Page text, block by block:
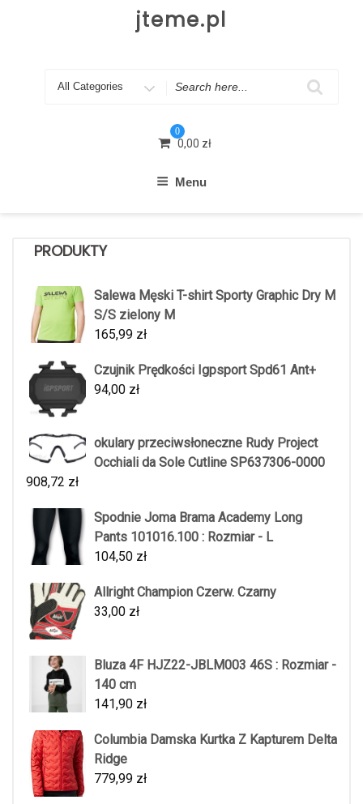
jteme.pl
Search
0
0,00 zł
Menu
PRODUKTY
Salewa Męski T-shirt Sporty Graphic Dry M
S/S zielony M
165,99 zł
Czujnik Prędkości Igpsport Spd61 Ant+
94,00 zł
okulary przeciwsłoneczne Rudy Project
Occhiali da Sole Cutline SP637306-0000
908,72 zł
Spodnie Joma Brama Academy Long
Pants 101016.100 : Rozmiar - L
104,50 zł
Allright Champion Czerw. Czarny
33,00 zł
Bluza 4F HJZ22-JBLM003 46S : Rozmiar -
140 cm
141,90 zł
Columbia Damska Kurtka Z Kapturem Delta
Ridge
779,99 zł